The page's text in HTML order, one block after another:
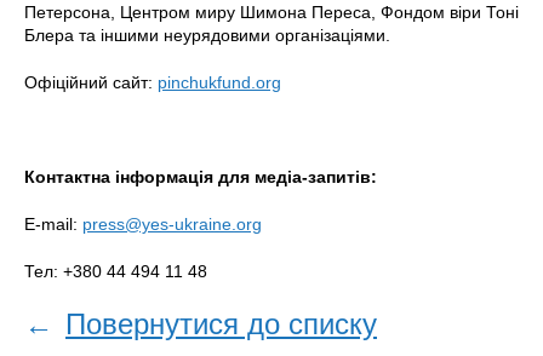
Петерсона, Центром миру Шимона Переса, Фондом віри Тоні
Блера та іншими неурядовими організаціями.
Офіційний сайт: pinchukfund.org
Контактна інформація для медіа-запитів:
E-mail: press@yes-ukraine.org
Тел: +380 44 494 11 48
← Повернутися до списку